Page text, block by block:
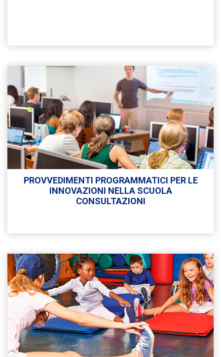
PROVVEDIMENTI PROGRAMMATICI PER LE
INNOVAZIONI NELLA SCUOLA
CONSULTAZIONI